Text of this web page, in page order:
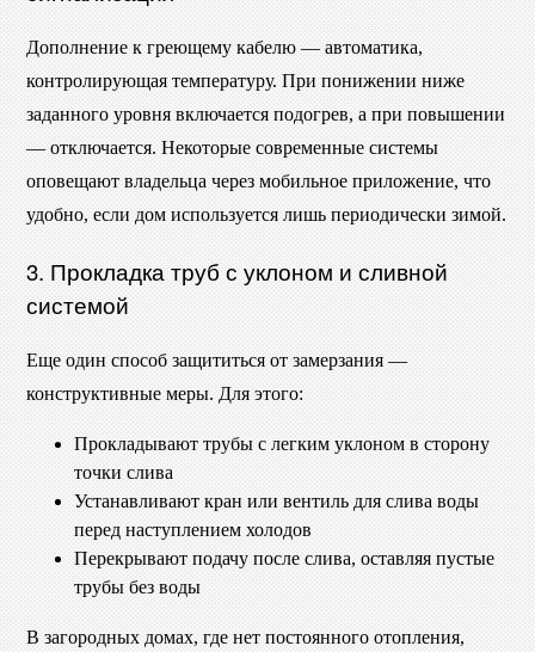
Дополнение к греющему кабелю — автоматика,
контролирующая температуру. При понижении ниже
заданного уровня включается подогрев, а при повышении
— отключается. Некоторые современные системы
оповещают владельца через мобильное приложение, что
удобно, если дом используется лишь периодически зимой.
3. Прокладка труб с уклоном и сливной
системой
Еще один способ защититься от замерзания —
конструктивные меры. Для этого:
Прокладывают трубы с легким уклоном в сторону
точки слива
Устанавливают кран или вентиль для слива воды
перед наступлением холодов
Перекрывают подачу после слива, оставляя пустые
трубы без воды
В загородных домах, где нет постоянного отопления,